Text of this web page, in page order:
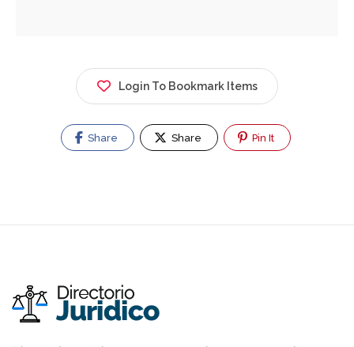
Login To Bookmark Items
Share Share Pin It